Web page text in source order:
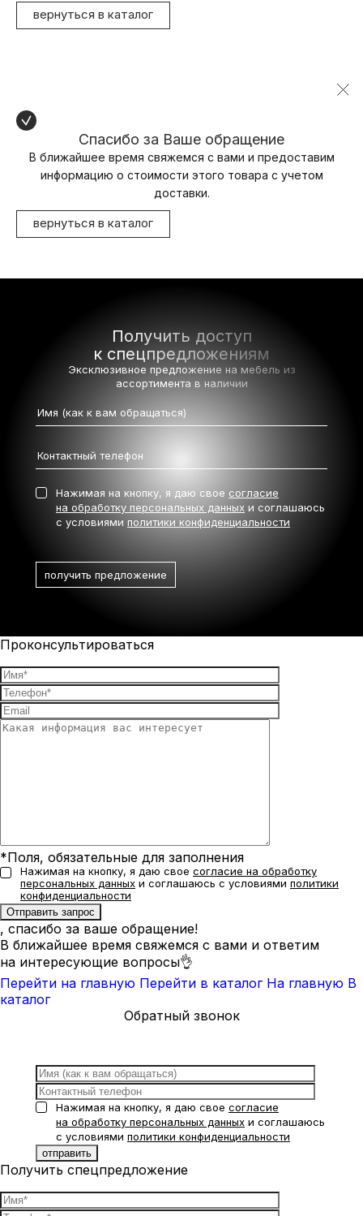
вернуться в каталог
Спасибо за Ваше обращение
В ближайшее время свяжемся с вами и предоставим
информацию о стоимости этого товара с учетом
доставки.
вернуться в каталог
Получить доступ
к спецпредложениям
Эксклюзивное предложение на мебель из
ассортимента в наличии
Нажимая на кнопку, я даю свое согласие
на обработку персональных данных и соглашаюсь
с условиями политики конфиденциальности
Проконсультироваться
*Поля, обязательные для заполнения
Нажимая на кнопку, я даю свое согласие на обработку
персональных данных и соглашаюсь с условиями политики
конфиденциальности
, спасибо за ваше обращение!
В ближайшее время свяжемся с вами и ответим
на интересующие вопросы👌
Перейти на главную Перейти в каталог На главную В
каталог
Обратный звонок
Нажимая на кнопку, я даю свое согласие
на обработку персональных данных и соглашаюсь
с условиями политики конфиденциальности
Получить спецпредложение